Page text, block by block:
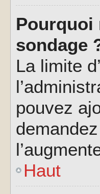
Pourquoi
sondage
La limite
pouvez
Haut